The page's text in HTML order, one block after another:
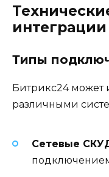
интеграции
Типы
Битрикс24 может
различными
Сетевые